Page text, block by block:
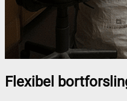
Flexibel